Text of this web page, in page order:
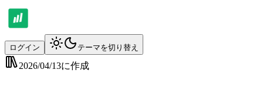
ログイン テーマを切り替え
2026/04/13に作成